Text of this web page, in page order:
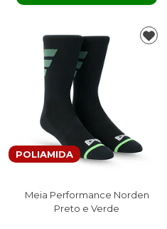
POLIAMIDA
Meia Performance Norden
Preto e Verde